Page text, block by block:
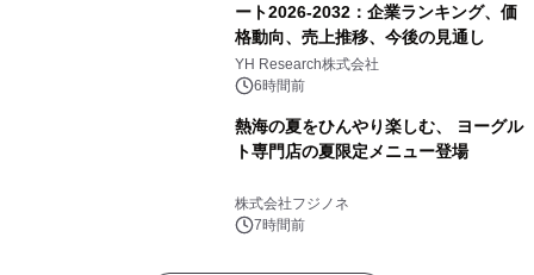
ート2026-2032：企業ランキング、価
格動向、売上推移、今後の見通し
YH Research株式会社
6時間前
熱海の夏をひんやり楽しむ、 ヨーグル
ト専門店の夏限定メニュー登場
株式会社フジノネ
7時間前